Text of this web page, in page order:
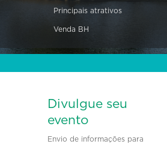
Principais atrativos
Venda BH
Divulgue seu
evento
Envio de informações para